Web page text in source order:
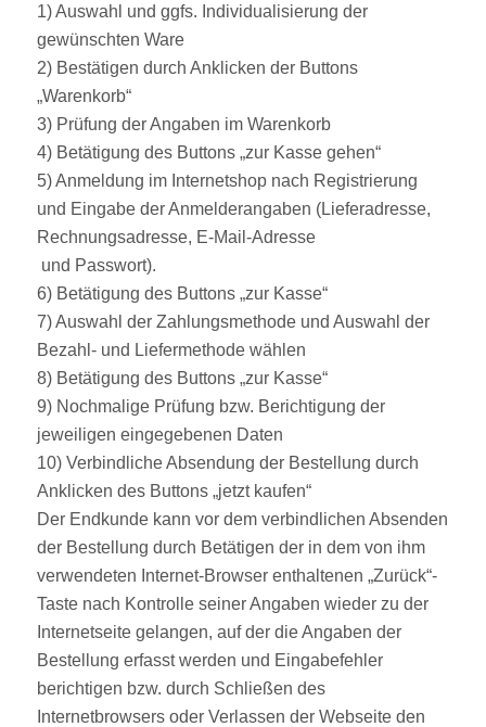
1) Auswahl und ggfs. Individualisierung der
gewünschten Ware
2) Bestätigen durch Anklicken der Buttons
„Warenkorb“
3) Prüfung der Angaben im Warenkorb
4) Betätigung des Buttons „zur Kasse gehen“
5) Anmeldung im Internetshop nach Registrierung
und Eingabe der Anmelderangaben (Lieferadresse,
Rechnungsadresse, E-Mail-Adresse
und Passwort).
6) Betätigung des Buttons „zur Kasse“
7) Auswahl der Zahlungsmethode und Auswahl der
Bezahl- und Liefermethode wählen
8) Betätigung des Buttons „zur Kasse“
9) Nochmalige Prüfung bzw. Berichtigung der
jeweiligen eingegebenen Daten
10) Verbindliche Absendung der Bestellung durch
Anklicken des Buttons „jetzt kaufen“
Der Endkunde kann vor dem verbindlichen Absenden
der Bestellung durch Betätigen der in dem von ihm
verwendeten Internet-Browser enthaltenen „Zurück“-
Taste nach Kontrolle seiner Angaben wieder zu der
Internetseite gelangen, auf der die Angaben der
Bestellung erfasst werden und Eingabefehler
berichtigen bzw. durch Schließen des
Internetbrowsers oder Verlassen der Webseite den